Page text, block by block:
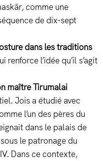
comme une
de dix-sept
dans les traditions
renforce l’idée qu’il s’agit
maître Tirumalai
Jois a étudié avec
l’un des pères du
dans le palais de
le patronage du
Dans ce contexte,